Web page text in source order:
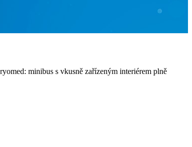
minibus s vkusně zařízeným interiérem plně